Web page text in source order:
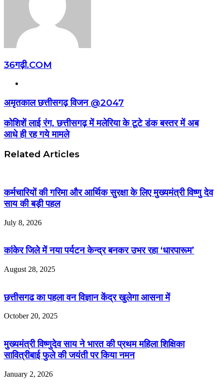
36गढ़ी.COM
अमृतकाल छत्तीसगढ़ विजन @2047
कोशिशें लाई रंग, छत्तीसगढ़ में मलेरिया के टूटे डंक बस्तर में अब
आधे ही रह गये मामले
Related Articles
कर्मचारियों की गरिमा और आर्थिक सुरक्षा के लिए मुख्यमंत्री विष्णु देव
साय की बड़ी पहल
July 8, 2026
कांकेर जिले में नया पर्यटन केन्द्र बनकर उभर रहा ‘धारपारूम’
August 28, 2025
छत्तीसगढ का पहला वन विज्ञान केंद्र खुलेगा आसना में
October 20, 2025
मुख्यमंत्री विष्णुदेव साय ने भारत की प्रथम महिला शिक्षिका
सावित्रीबाई फुले की जयंती पर किया नमन
January 2, 2026